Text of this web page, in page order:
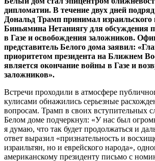
дипломатии. В течение двух дней
Дональд Трамп принимал израильского
Биньямина Нетаниягу для обсуждения
в Газе и освобождения заложников.
представитель Белого дома заявил:
приоритетом президента на Ближнем
является окончание войны в Газе и
заложников».
Встречи проходили в атмосфере
кулисами обнажились серьезные
вопросам. Трамп в своих вступительных
Белом доме подчеркнул: «У нас был
я думаю, что так будет продолжаться и
ответ выразил «признательность и
израильтян, но и еврейского народа»,
американскому президенту письмо с